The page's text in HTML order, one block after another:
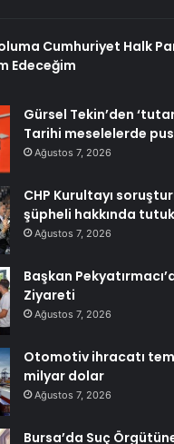
Cumhuriyet Halk
Edeceğim
Gürsel Tekin’den
Tarihi meselelerde
Ağustos 7, 2026
CHP Kurultayı
şüpheli hakkında
Ağustos 7, 2026
Başkan
Ziyareti
Ağustos 7, 2026
Otomotiv ihracatı
milyar dolar
Ağustos 7, 2026
Bursa’da Suç